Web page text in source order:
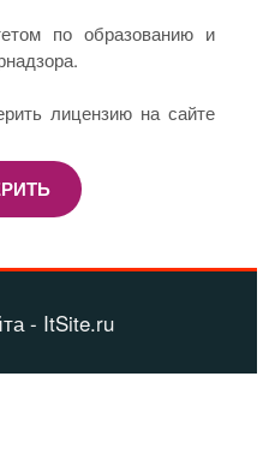
по образованию и
лицензию на сайте
- ItSite.ru